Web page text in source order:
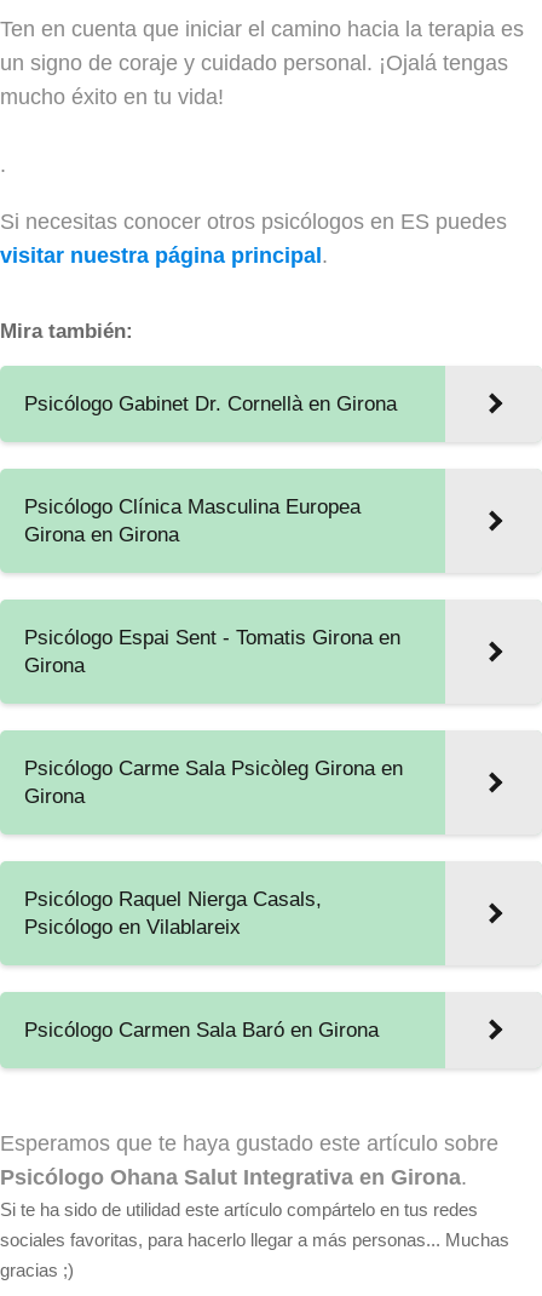
Ten en cuenta que iniciar el camino hacia la terapia es
un signo de coraje y cuidado personal. ¡Ojalá tengas
mucho éxito en tu vida!
.
Si necesitas conocer otros psicólogos en ES puedes
visitar nuestra página principal.
Mira también:
Psicólogo Gabinet Dr. Cornellà en Girona
Psicólogo Clínica Masculina Europea
Girona en Girona
Psicólogo Espai Sent - Tomatis Girona en
Girona
Psicólogo Carme Sala Psicòleg Girona en
Girona
Psicólogo Raquel Nierga Casals,
Psicólogo en Vilablareix
Psicólogo Carmen Sala Baró en Girona
Esperamos que te haya gustado este artículo sobre
Psicólogo Ohana Salut Integrativa en Girona.
Si te ha sido de utilidad este artículo compártelo en tus redes
sociales favoritas, para hacerlo llegar a más personas... Muchas
gracias ;)